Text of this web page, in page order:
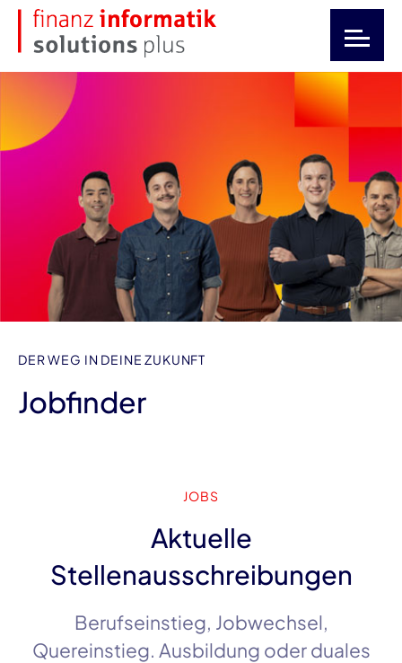
DER WEG IN DEINE ZUKUNFT
Jobfinder
JOBS
Aktuelle
Stellenausschreibungen
Berufseinstieg, Jobwechsel,
Quereinstieg. Ausbildung oder duales